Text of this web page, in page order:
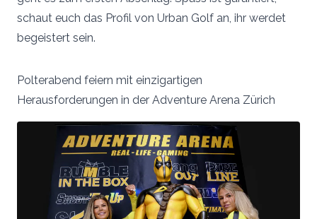
schaut euch das Profil von Urban Golf an, ihr werdet
begeistert sein.
Polterabend feiern mit einzigartigen
Herausforderungen in der Adventure Arena Zürich